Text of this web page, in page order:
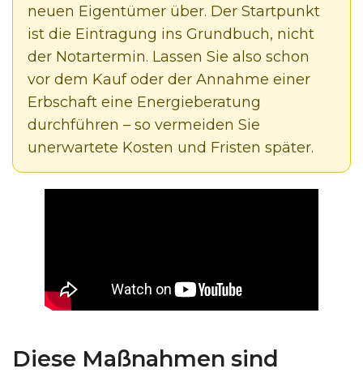
neuen Eigentümer über. Der Startpunkt
ist die Eintragung ins Grundbuch, nicht
der Notartermin. Lassen Sie also schon
vor dem Kauf oder der Annahme einer
Erbschaft eine Energieberatung
durchführen – so vermeiden Sie
unerwartete Kosten und Fristen später.
Diese Maßnahmen sind